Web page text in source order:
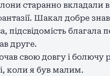
старанно вкладали в
Шакал добре
підсвідомість благала
друге.
свою довгу і болючу
коли я був малим.